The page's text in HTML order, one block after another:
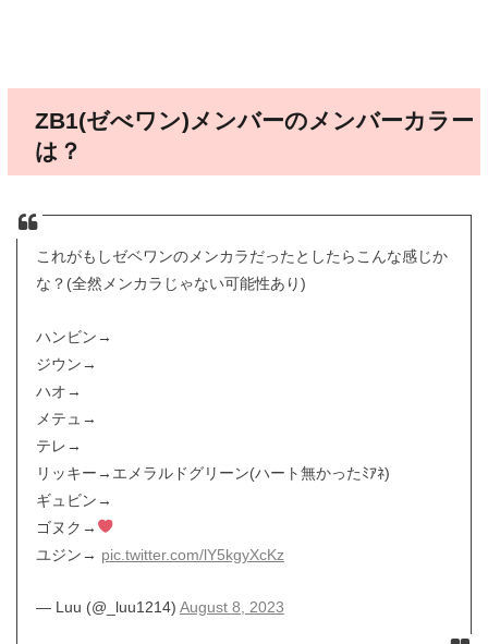
ZB1(ゼべワン)メンバーのメンバーカラー
は？
これがもしゼベワンのメンカラだったとしたらこんな感じか
な？(全然メンカラじゃない可能性あり)
ハンビン→
ジウン→
ハオ→
メテュ→
テレ→️
リッキー→エメラルドグリーン(ハート無かったﾐｱﾈ)
ギュビン→
ゴヌク→
ユジン→ pic.twitter.com/lY5kgyXcKz
— Luu (@_luu1214) August 8, 2023